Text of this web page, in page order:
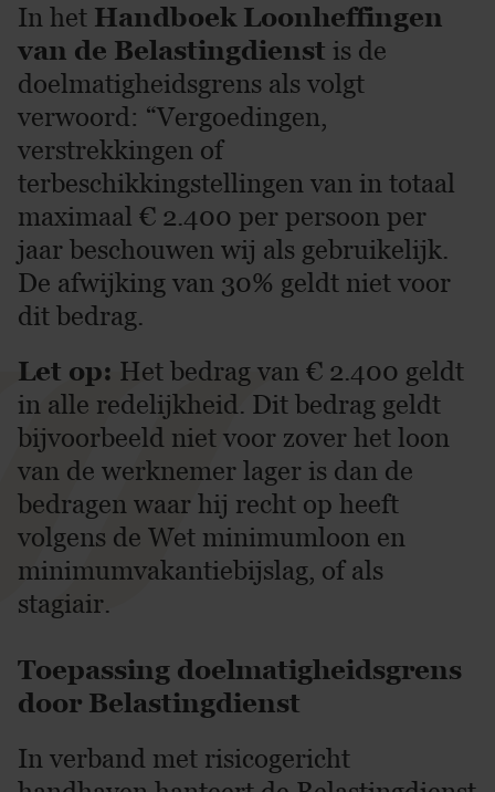
In het Handboek Loonheffingen
van de Belastingdienst is de
doelmatigheidsgrens als volgt
verwoord: “Vergoedingen,
verstrekkingen of
terbeschikkingstellingen van in totaal
maximaal € 2.400 per persoon per
jaar beschouwen wij als gebruikelijk.
De afwijking van 30% geldt niet voor
dit bedrag.
Let op: Het bedrag van € 2.400 geldt
in alle redelijkheid. Dit bedrag geldt
bijvoorbeeld niet voor zover het loon
van de werknemer lager is dan de
bedragen waar hij recht op heeft
volgens de Wet minimumloon en
minimumvakantiebijslag, of als
stagiair.
Toepassing doelmatigheidsgrens
door Belastingdienst
In verband met risicogericht